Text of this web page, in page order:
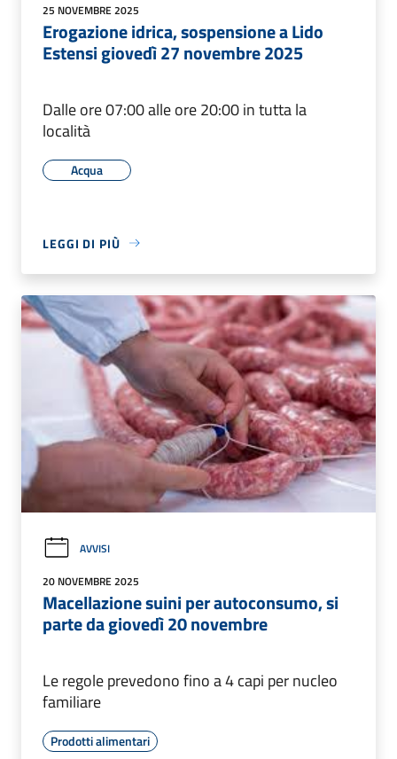
25 NOVEMBRE 2025
Erogazione idrica, sospensione a Lido
Estensi giovedì 27 novembre 2025
Dalle ore 07:00 alle ore 20:00 in tutta la
località
Acqua
LEGGI DI PIÙ
AVVISI
20 NOVEMBRE 2025
Macellazione suini per autoconsumo, si
parte da giovedì 20 novembre
Le regole prevedono fino a 4 capi per nucleo
familiare
Prodotti alimentari